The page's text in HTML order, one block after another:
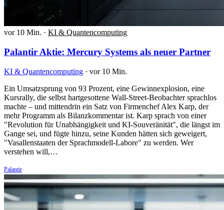
vor 10 Min. · KI & Quantencomputing
Palantir Aktie: Mercury Systems als neuer Partner
KI & Quantencomputing · vor 10 Min.
Ein Umsatzsprung von 93 Prozent, eine Gewinnexplosion, eine
Kursrally, die selbst hartgesottene Wall-Street-Beobachter sprachlos
machte – und mittendrin ein Satz von Firmenchef Alex Karp, der
mehr Programm als Bilanzkommentar ist. Karp sprach von einer
"Revolution für Unabhängigkeit und KI-Souveränität", die längst im
Gange sei, und fügte hinzu, seine Kunden hätten sich geweigert,
"Vasallenstaaten der Sprachmodell-Labore" zu werden. Wer
verstehen will,…
Palantir